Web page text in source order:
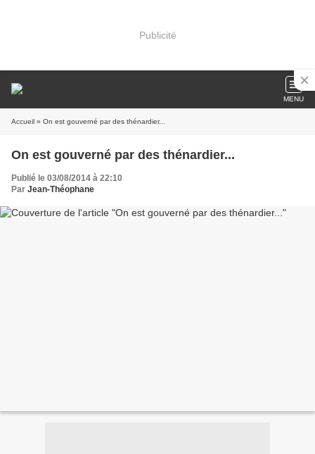
Publicité
MENU
Accueil » On est gouverné par des thénardier...
On est gouverné par des thénardier...
Publié le 03/08/2014 à 22:10
Par Jean-Théophane